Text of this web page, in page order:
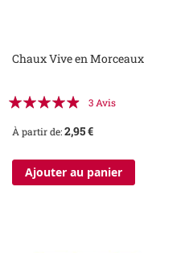
Chaux Vive en Morceaux
Évaluation:
3 Avis
À partir de 2,95 €
Ajouter au panier